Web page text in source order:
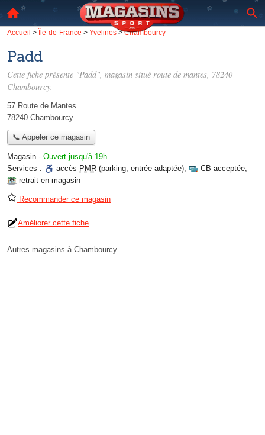
Accueil > Île-de-France > Yvelines>Chambourcy
Padd
Cette fiche présente "Padd", magasin situé route de mantes, 78240
Chambourcy.
57 Route de Mantes
78240 Chambourcy
📞 Appeler ce magasin
Magasin - Ouvert jusqu'à 19h
Services :
accès PMR (parking, entrée adaptée), CB acceptée,
retrait en magasin
Recommander ce magasin
Améliorer cette fiche
Autres magasins à Chambourcy